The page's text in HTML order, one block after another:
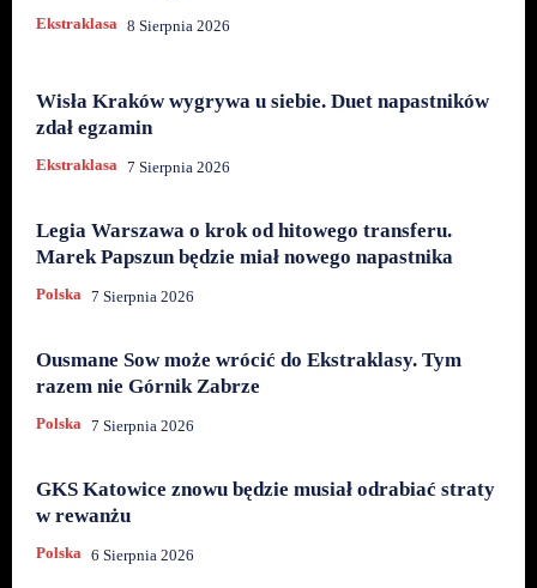
Ekstraklasa 8 Sierpnia 2026
Wisła Kraków wygrywa u siebie. Duet napastników
zdał egzamin
Ekstraklasa 7 Sierpnia 2026
Legia Warszawa o krok od hitowego transferu.
Marek Papszun będzie miał nowego napastnika
Polska 7 Sierpnia 2026
Ousmane Sow może wrócić do Ekstraklasy. Tym
razem nie Górnik Zabrze
Polska 7 Sierpnia 2026
GKS Katowice znowu będzie musiał odrabiać straty
w rewanżu
Polska 6 Sierpnia 2026